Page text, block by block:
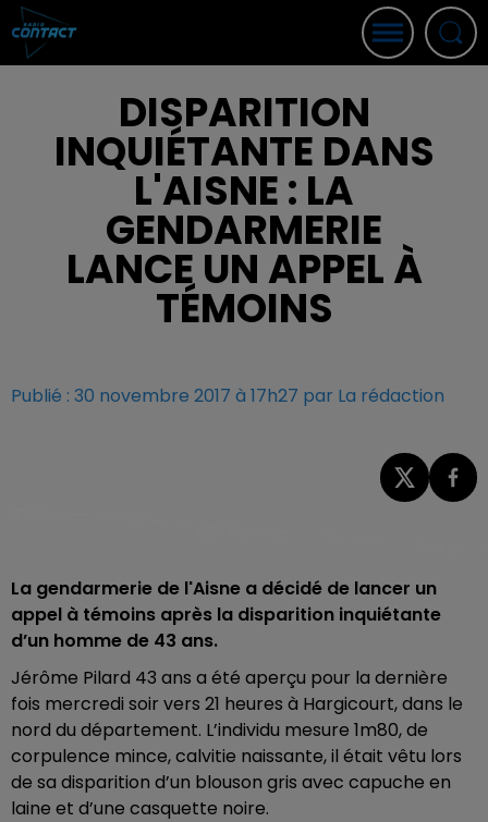
DISPARITION
INQUIÉTANTE DANS
L'AISNE : LA
GENDARMERIE
LANCE UN APPEL À
TÉMOINS
Publié : 30 novembre 2017 à 17h27 par La rédaction
La gendarmerie de l'Aisne a décidé de lancer un
appel à témoins après la disparition inquiétante
d’un homme de 43 ans.
Jérôme Pilard 43 ans a été aperçu pour la dernière
fois mercredi soir vers 21 heures à Hargicourt, dans le
nord du département. L’individu mesure 1m80, de
corpulence mince, calvitie naissante, il était vêtu lors
de sa disparition d’un blouson gris avec capuche en
laine et d’une casquette noire.